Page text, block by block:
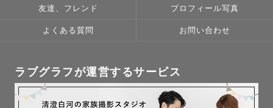
保育園での勤務経験もあり、子どもと遊ぶの大好きです😊
無理して笑わなくても、自然な「その時その瞬間」を形に
〜好きなこと・もの〜
共通点がありましたらぜひ教えてください✩︎⡱
友達、フレンド プロフィール写真
よくある質問 お問い合わせ
ラブグラフが運営するサービス